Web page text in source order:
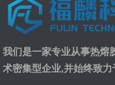
我们是一家专业从事热熔
术密集型企业,并始终致力